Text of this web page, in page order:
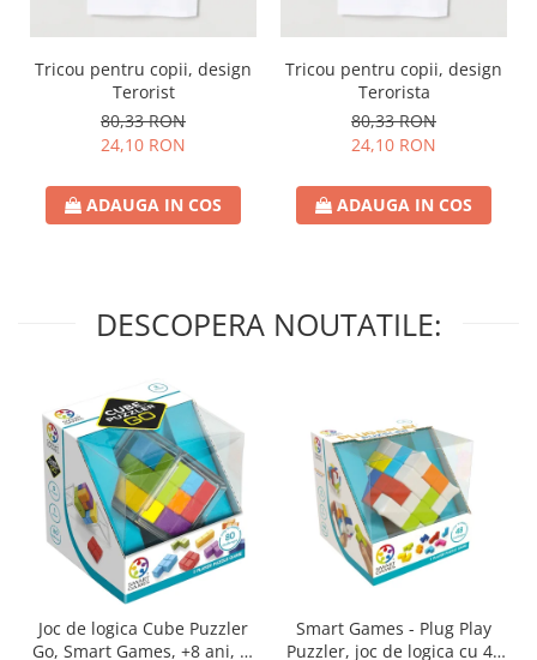
Tricou pentru copii, design
Terorist
80,33 RON
24,10 RON
ADAUGA IN COS
Tricou pentru copii, design
Terorista
80,33 RON
24,10 RON
ADAUGA IN COS
DESCOPERA NOUTATILE:
Joc de logica Cube Puzzler
Go, Smart Games, +8 ani, lb
Smart Games - Plug Play
Puzzler, joc de logica cu 48